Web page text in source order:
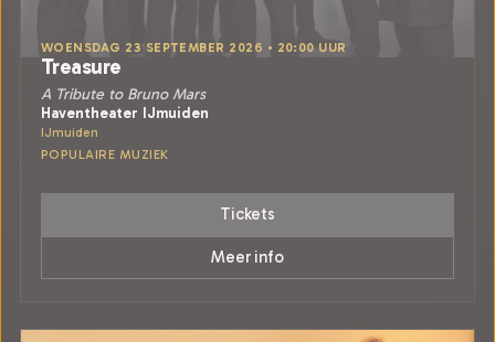
WOENSDAG 23 SEPTEMBER 2026 • 20:00 UUR
Treasure
A Tribute to Bruno Mars
Haventheater IJmuiden
IJmuiden
POPULAIRE MUZIEK
Tickets
Meer info